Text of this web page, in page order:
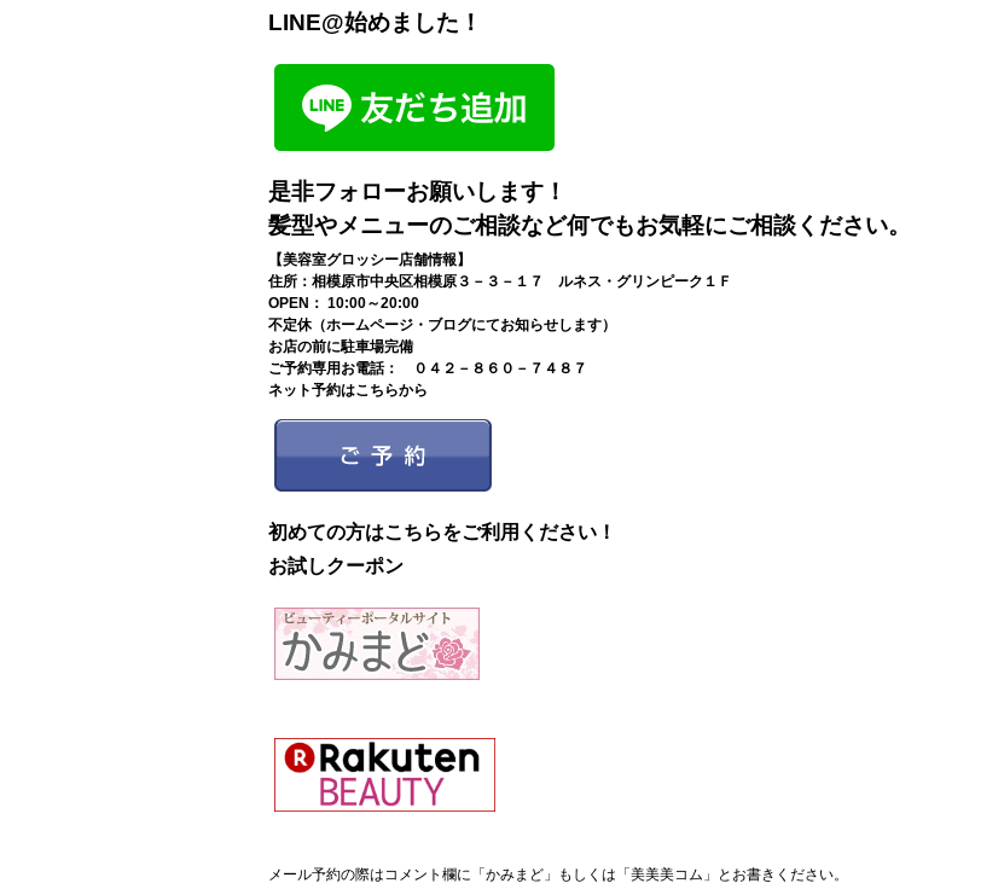
LINE@始めました！
是非フォローお願いします！
髪型やメニューのご相談など何でもお気軽にご相談ください。
【美容室グロッシー店舗情報】
住所：相模原市中央区相模原３－３－１７ ルネス・グリンピーク１Ｆ
OPEN： 10:00～20:00
不定休（ホームページ・ブログにてお知らせします）
お店の前に駐車場完備
ご予約専用お電話： ０４２－８６０－７４８７
ネット予約はこちらから
初めての方はこちらをご利用ください！
お試しクーポン
メール予約の際はコメント欄に「かみまど」もしくは「美美美コム」とお書きください。